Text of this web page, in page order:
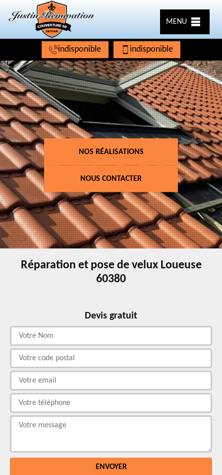
MENU
indisponible indisponible
NOS RÉALISATIONS
NOUS CONTACTER
Réparation et pose de velux Loueuse
60380
Devis gratuit